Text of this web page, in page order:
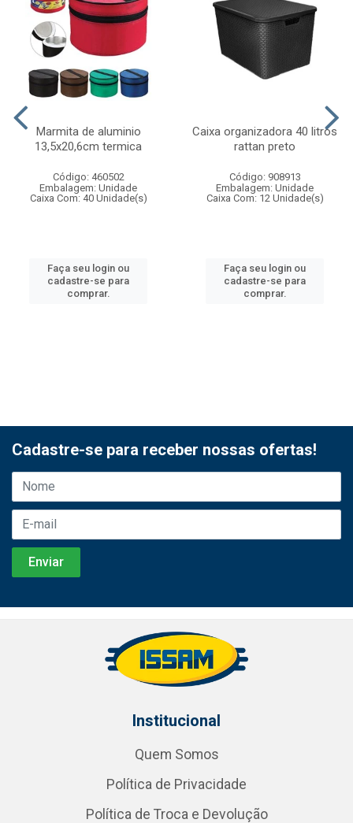
Marmita de aluminio
13,5x20,6cm termica
Código: 460502
Embalagem: Unidade
Caixa Com: 40 Unidade(s)
Faça seu login ou
cadastre-se para
comprar.
Caixa organizadora 40 litros
rattan preto
Código: 908913
Embalagem: Unidade
Caixa Com: 12 Unidade(s)
Faça seu login ou
cadastre-se para
comprar.
Cadastre-se para receber nossas ofertas!
Institucional
Quem Somos
Política de Privacidade
Política de Troca e Devolução